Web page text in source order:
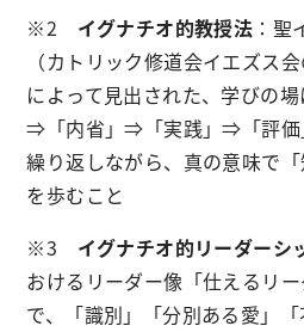
※2 イグナチオ的教授法 ：聖
（カトリック修道会イエズス
によって見出された、学びの場
⇒「内省」⇒「実践」⇒「評
繰り返しながら、真の意味で
を歩むこと
※3 イグナチオ的リーダーシ
おけるリーダー像「仕えるリ
で、「識別」「分別ある愛」